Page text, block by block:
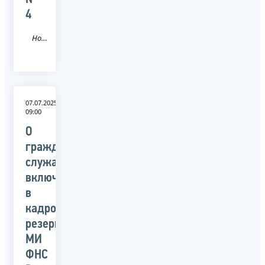
4
Новость
07.07.2025
09:00
О
гражданских
служащих,
включенных
в
кадровый
резерв
МИ
ФНС